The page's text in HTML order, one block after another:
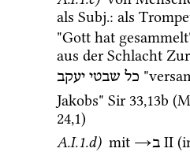
als Subj.: als
"Gott hat
aus der Schlacht
כל שבטי יעקב
Jakobs" Sir 33,13b (
24,1)
A.I.1.d) mit →ב ‎ II